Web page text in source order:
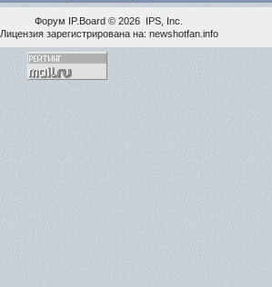
Форум IP.Board © 2026 IPS, Inc
Лицензия зарегистрирована на: newshotfan.info